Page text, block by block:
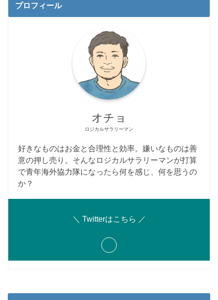
プロフィール
オチョ
ロジカルサラリーマン
好きなものはお金と合理性と効率。嫌いなものは善
意の押し売り。そんなロジカルサラリーマンが打算
で青年海外協力隊になったら何を感じ、何を思うの
か？
＼ Twitterはこちら ／